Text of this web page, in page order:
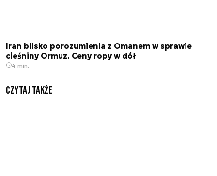
Iran blisko porozumienia z Omanem w sprawie
cieśniny Ormuz. Ceny ropy w dół
4 min.
Czytaj także